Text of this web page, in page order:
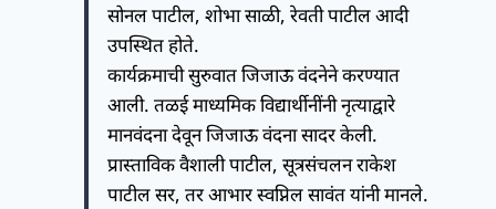
सोनल पाटील, शोभा साळी, रेवती पाटील आदी
उपस्थित होते.
कार्यक्रमाची सुरुवात जिजाऊ वंदनेने करण्यात
आली. तळई माध्यमिक विद्यार्थीनींनी नृत्याद्वारे
मानवंदना देवून जिजाऊ वंदना सादर केली.
प्रास्ताविक वैशाली पाटील, सूत्रसंचलन राकेश
पाटील सर, तर आभार स्वप्निल सावंत यांनी मानले.